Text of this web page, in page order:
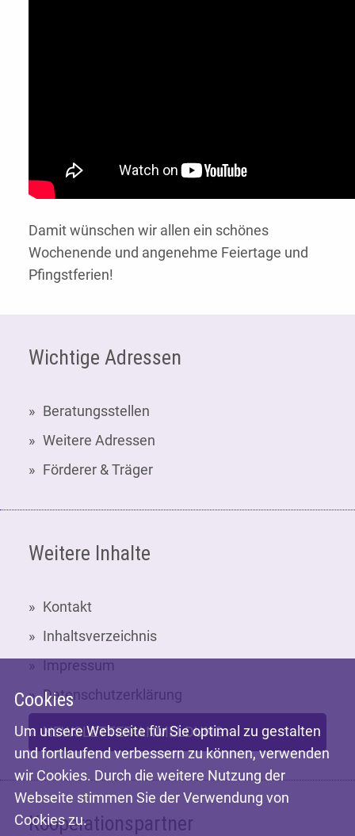
Damit wünschen wir allen ein schönes
Wochenende und angenehme Feiertage und
Pfingstferien!
Wichtige Adressen
Beratungsstellen
Weitere Adressen
Förderer & Träger
Weitere Inhalte
Kontakt
Inhaltsverzeichnis
Impressum
Datenschutzerklärung
NEWSLETTER-ANMELDUNG
Kooperationspartner
Cookies
Um unsere Webseite für Sie optimal zu gestalten
und fortlaufend verbessern zu können, verwenden
wir Cookies. Durch die weitere Nutzung der
Webseite stimmen Sie der Verwendung von
Cookies zu.